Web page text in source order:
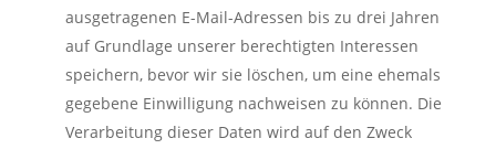
ausgetragenen E-Mail-Adressen bis zu drei Jahren
auf Grundlage unserer berechtigten Interessen
speichern, bevor wir sie löschen, um eine ehemals
gegebene Einwilligung nachweisen zu können. Die
Verarbeitung dieser Daten wird auf den Zweck